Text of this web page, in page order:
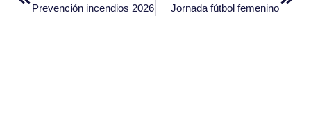
Prevención incendios 2026
Jornada fútbol femenino